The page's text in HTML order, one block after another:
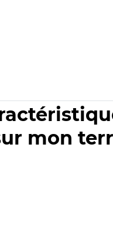
mon